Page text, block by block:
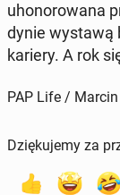
uho­no­ro­wa­na
dy­nie wystawą
kariery. A rok
PAP Life /
Dziękujemy za